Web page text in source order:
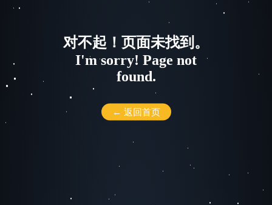
对不起！页面未找到。
I'm sorry! Page not
found.
← 返回首页